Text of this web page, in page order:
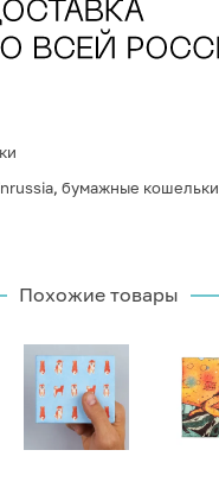
, бумажные кошельки
Похожие товары